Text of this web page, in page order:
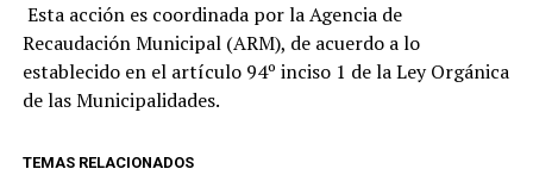
Esta acción es coordinada por la Agencia de
Recaudación Municipal (ARM), de acuerdo a lo
establecido en el artículo 94º inciso 1 de la Ley Orgánica
de las Municipalidades.
TEMAS RELACIONADOS